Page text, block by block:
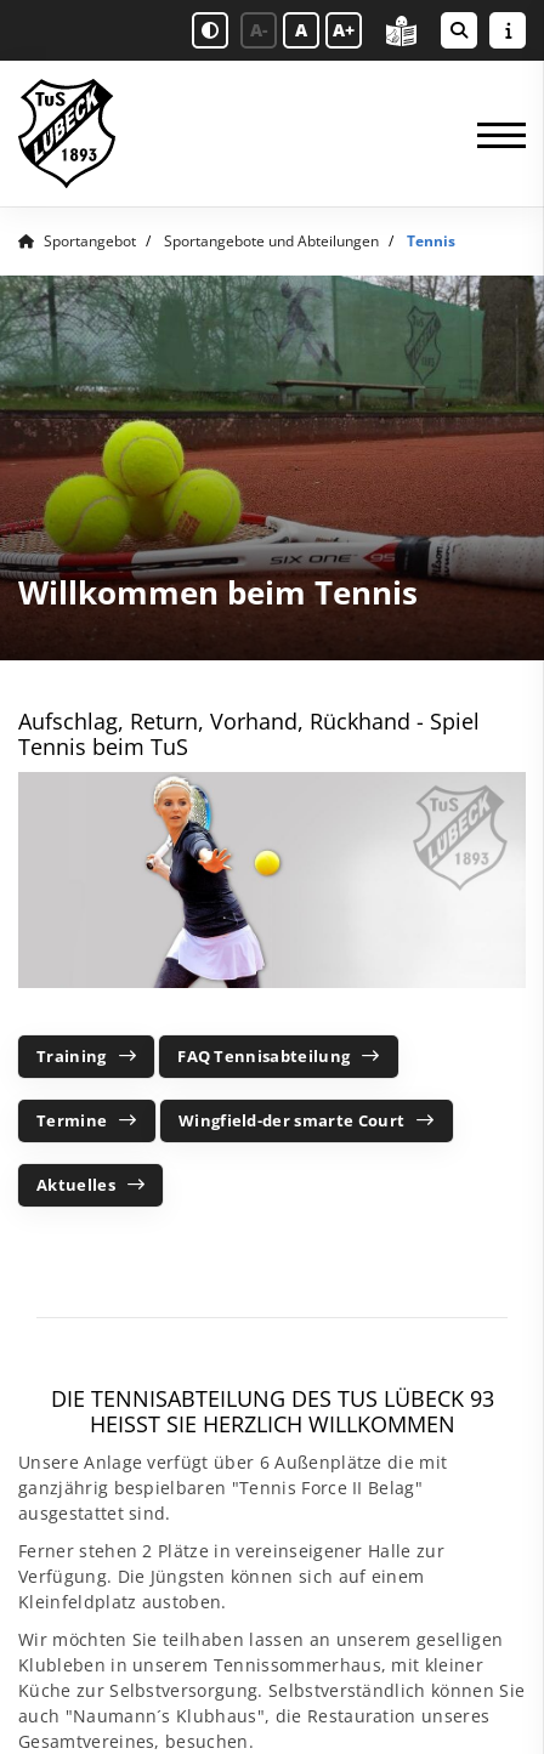
A- A A+
Sportangebot Sportangebote und Abteilungen Tennis
Willkommen beim Tennis
Aufschlag, Return, Vorhand, Rückhand - Spiel
Tennis beim TuS
Training FAQ Tennisabteilung
Termine Wingfield-der smarte Court
Aktuelles
DIE TENNISABTEILUNG DES TUS LÜBECK 93
HEISST SIE HERZLICH WILLKOMMEN
Unsere Anlage verfügt über 6 Außenplätze die mit
ganzjährig bespielbaren "Tennis Force II Belag"
ausgestattet sind.
Ferner stehen 2 Plätze in vereinseigener Halle zur
Verfügung. Die Jüngsten können sich auf einem
Kleinfeldplatz austoben.
Wir möchten Sie teilhaben lassen an unserem geselligen
Klubleben in unserem Tennissommerhaus, mit kleiner
Küche zur Selbstversorgung. Selbstverständlich können Sie
auch "Naumann´s Klubhaus", die Restauration unseres
Gesamtvereines, besuchen.